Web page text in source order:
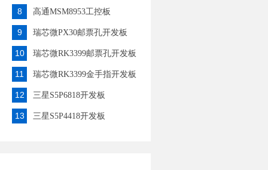
8 高通MSM8953工控板
9 瑞芯微PX30邮票孔开发板
10 瑞芯微RK3399邮票孔开发板
11 瑞芯微RK3399金手指开发板
12 三星S5P6818开发板
13 三星S5P4418开发板